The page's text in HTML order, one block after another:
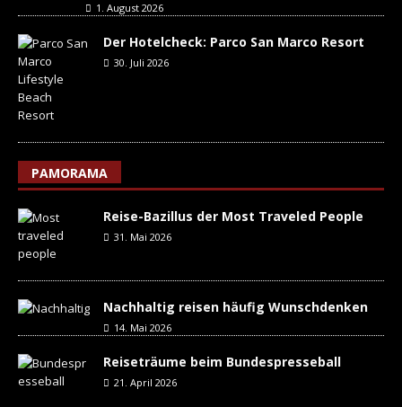
1. August 2026
Der Hotelcheck: Parco San Marco Resort
30. Juli 2026
PAMORAMA
Reise-Bazillus der Most Traveled People
31. Mai 2026
Nachhaltig reisen häufig Wunschdenken
14. Mai 2026
Reiseträume beim Bundespresseball
21. April 2026